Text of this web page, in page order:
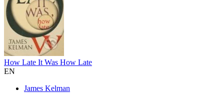
How Late It Was How Late
EN
James Kelman